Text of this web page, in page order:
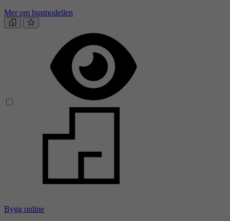
Mer om husmodellen
Bygg online